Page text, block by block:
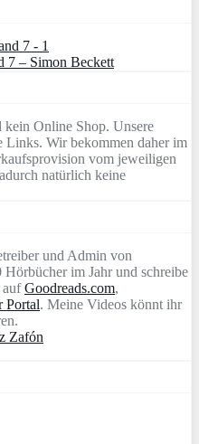
7 – Simon Beckett
kein Online Shop. Unsere
Wir bekommen daher im
vom jeweiligen
natürlich keine
und Admin von
Hörbücher im Jahr und schreibe
aufGoodreads.com,
Portal. Meine Videos könnt ihr
Zafón